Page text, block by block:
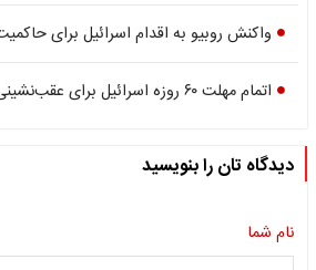
واکنش روبیو به اقدام اسرائیل برای
اتمام مهلت ۶۰ روزه اسرائیل برای عقب‌نشینی از لبنان
دیدگاه تان را بنویسید
نام شما